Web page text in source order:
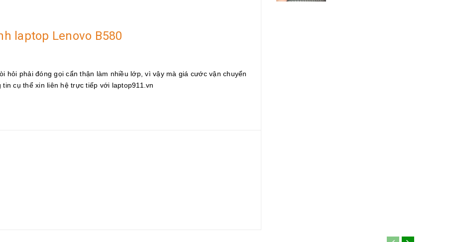
laptop Lenovo B580
hỏi phải đóng gọi cẩn thận làm nhiều lớp, vì vậy mà giá cước vận chuyển
cụ thể xin liên hệ trực tiếp với laptop911.vn